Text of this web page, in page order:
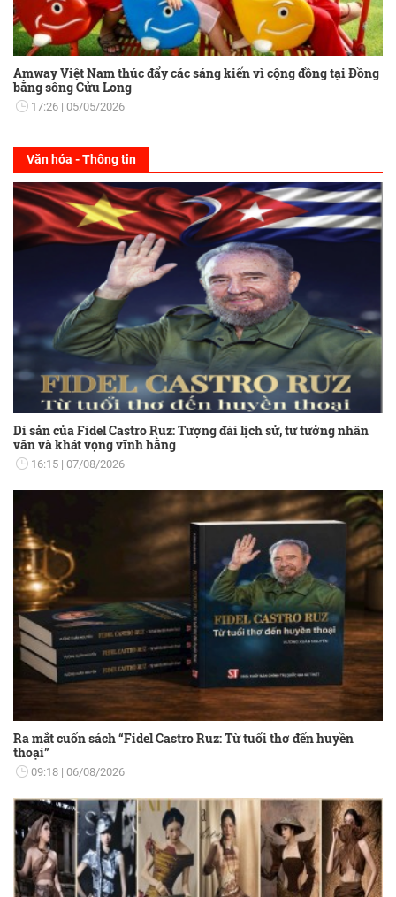
Amway Việt Nam thúc đẩy các sáng kiến vì cộng đồng tại Đồng
bằng sông Cửu Long
17:26 05/05/2026
Văn hóa - Thông tin
Di sản của Fidel Castro Ruz: Tượng đài lịch sử, tư tưởng nhân
văn và khát vọng vĩnh hằng
16:15 07/08/2026
Ra mắt cuốn sách “Fidel Castro Ruz: Từ tuổi thơ đến huyền
thoại”
09:18 06/08/2026